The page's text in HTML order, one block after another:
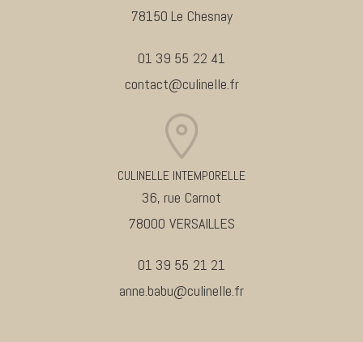
78150 Le Chesnay
01 39 55 22 41
contact@culinelle.fr
CULINELLE INTEMPORELLE
36, rue Carnot
78000 VERSAILLES
01 39 55 21 21
anne.babu@culinelle.fr